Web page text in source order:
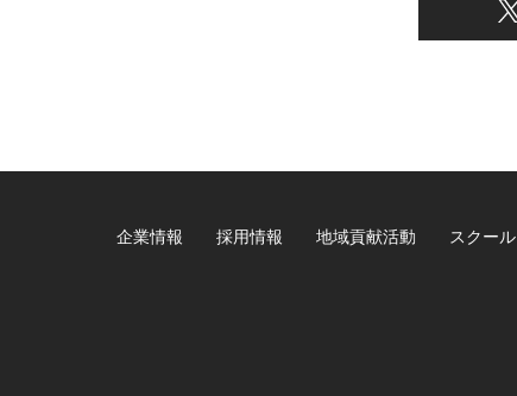
企業情報 採用情報 地域貢献活動 スクール